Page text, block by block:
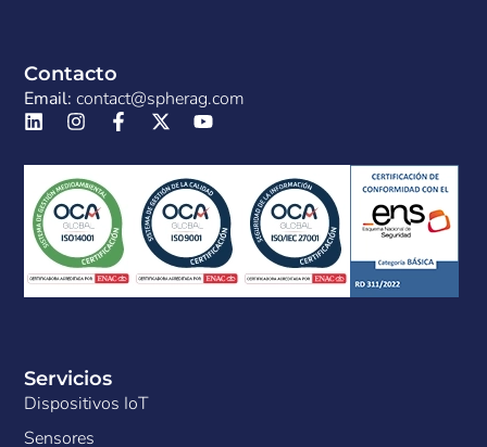
Servicios
Dispositivos IoT
Sensores
Contacto
Email: contact@spherag.com